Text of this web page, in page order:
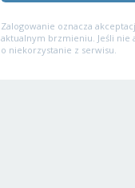
Zalogowanie oznacza
aktualnym brzmieniu. Jeśli nie
o niekorzystanie z serwisu.